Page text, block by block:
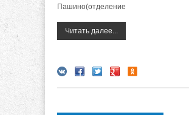
Пашино(отделение
Читать далее...